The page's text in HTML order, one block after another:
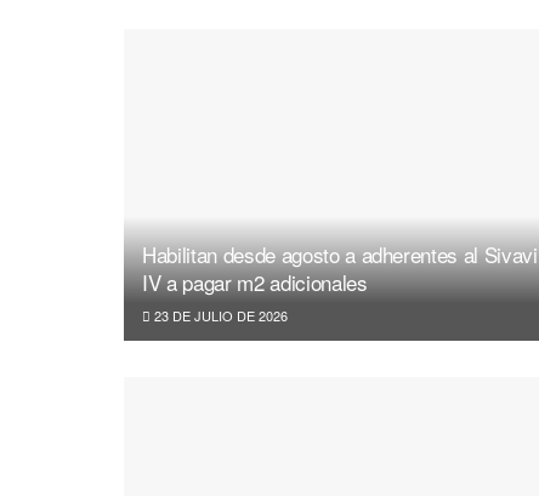
Habilitan desde agosto a adherentes al Sivavi
IV a pagar m2 adicionales
23 DE JULIO DE 2026